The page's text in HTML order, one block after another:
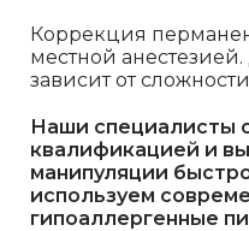
Коррекция
местной
зависит от
Наши специалисты
квалификацией и
манипуляции
используем
гипоаллергенные